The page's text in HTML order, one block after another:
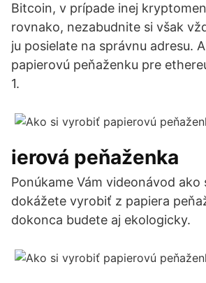
Bitcoin, v prípade inej
rovnako, nezabudnite si však
ju posielate na správnu adresu.
papierovú peňaženku pre
1.
ierová peňaženka
Ponúkame Vám videonávod ako
dokážete vyrobiť z papiera
dokonca budete aj ekologicky.